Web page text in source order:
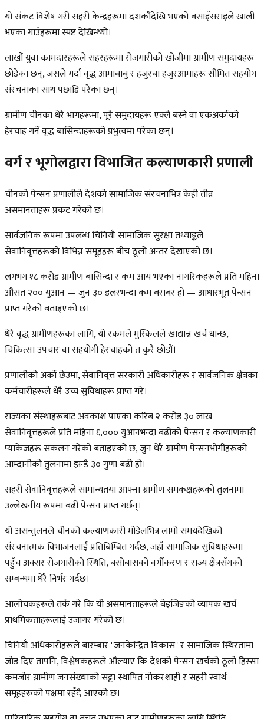
यो संकट विशेष गरी सहरी केन्द्रहरूमा दशकौंदेखि भएको बसाइँसराइले खाली
भएका गाउँहरूमा स्पष्ट देखिन्थ्यो।
लाखौं युवा कामदारहरूले सहरहरूमा रोजगारीको खोजीमा ग्रामीण समुदायहरू
छोडेका छन्, जसले गर्दा वृद्ध आमाबाबु र हजुरबा हजुरआमाहरू सीमित सहयोग
संरचनाका साथ पछाडि परेका छन्।
ग्रामीण चीनका धेरै भागहरूमा, पूरै समुदायहरू एक्लै बस्ने वा एकअर्काको
हेरचाह गर्ने वृद्ध बासिन्दाहरूको प्रभुत्वमा परेका छन्।
वर्ग र भूगोलद्वारा विभाजित कल्याणकारी प्रणाली
चीनको पेन्सन प्रणालीले देशको सामाजिक संरचनाभित्र केही तीव्र
असमानताहरू प्रकट गरेको छ।
सार्वजनिक रूपमा उपलब्ध चिनियाँ सामाजिक सुरक्षा तथ्याङ्कले
सेवानिवृत्तहरूको विभिन्न समूहहरू बीच ठूलो अन्तर देखाएको छ।
लगभग १८ करोड ग्रामीण बासिन्दा र कम आय भएका नागरिकहरूले प्रति महिना
औसत २०० युआन — जुन ३० डलरभन्दा कम बराबर हो — आधारभूत पेन्सन
प्राप्त गरेको बताइएको छ।
धेरै वृद्ध ग्रामीणहरूका लागि, यो रकमले मुस्किलले खाद्यान्न खर्च धान्छ,
चिकित्सा उपचार वा सहयोगी हेरचाहको त कुरै छोडौं।
प्रणालीको अर्को छेउमा, सेवानिवृत्त सरकारी अधिकारीहरू र सार्वजनिक क्षेत्रका
कर्मचारीहरूले धेरै उच्च सुविधाहरू प्राप्त गरे।
राज्यका संस्थाहरूबाट अवकाश पाएका करिब २ करोड ३० लाख
सेवानिवृत्तहरूले प्रति महिना ६,००० युआनभन्दा बढीको पेन्सन र कल्याणकारी
प्याकेजहरू संकलन गरेको बताइएको छ, जुन धेरै ग्रामीण पेन्सनभोगीहरूको
आम्दानीको तुलनामा झन्डै ३० गुणा बढी हो।
सहरी सेवानिवृत्तहरूले सामान्यतया आफ्ना ग्रामीण समकक्षहरूको तुलनामा
उल्लेखनीय रूपमा बढी पेन्सन प्राप्त गर्छन्।
यो असन्तुलनले चीनको कल्याणकारी मोडेलभित्र लामो समयदेखिको
संरचनात्मक विभाजनलाई प्रतिबिम्बित गर्दछ, जहाँ सामाजिक सुविधाहरूमा
पहुँच अक्सर रोजगारीको स्थिति, बसोबासको वर्गीकरण र राज्य क्षेत्रसँगको
सम्बन्धमा धेरै निर्भर गर्दछ।
आलोचकहरूले तर्क गरे कि यी असमानताहरूले बेइजिङको व्यापक खर्च
प्राथमिकताहरूलाई उजागर गरेको छ।
चिनियाँ अधिकारीहरूले बारम्बार "जनकेन्द्रित विकास" र सामाजिक स्थिरतामा
जोड दिए तापनि, विश्लेषकहरूले औंल्याए कि देशको पेन्सन खर्चको ठूलो हिस्सा
कमजोर ग्रामीण जनसंख्याको सट्टा स्थापित नोकरशाही र सहरी स्वार्थ
समूहहरूको पक्षमा रहँदै आएको छ।